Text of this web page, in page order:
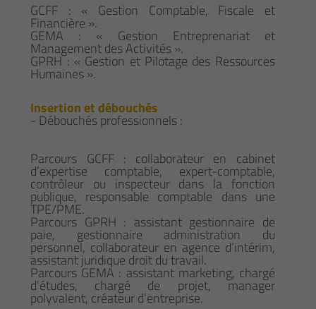
GCFF : « Gestion Comptable, Fiscale et
Financière ».
GEMA : « Gestion Entreprenariat et
Management des Activités ».
GPRH : « Gestion et Pilotage des Ressources
Humaines ».
Insertion et débouchés
- Débouchés professionnels :
Parcours GCFF : collaborateur en cabinet
d’expertise comptable, expert-comptable,
contrôleur ou inspecteur dans la fonction
publique, responsable comptable dans une
TPE/PME.
Parcours GPRH : assistant gestionnaire de
paie, gestionnaire administration du
personnel, collaborateur en agence d’intérim,
assistant juridique droit du travail.
Parcours GEMA : assistant marketing, chargé
d’études, chargé de projet, manager
polyvalent, créateur d’entreprise.